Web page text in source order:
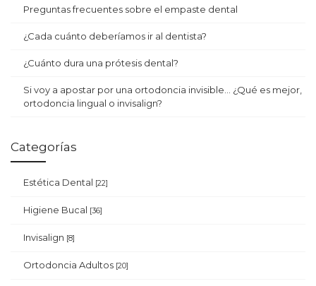
Preguntas frecuentes sobre el empaste dental
¿Cada cuánto deberíamos ir al dentista?
¿Cuánto dura una prótesis dental?
Si voy a apostar por una ortodoncia invisible… ¿Qué es mejor,
ortodoncia lingual o invisalign?
Categorías
Estética Dental [22]
Higiene Bucal [36]
Invisalign [8]
Ortodoncia Adultos [20]